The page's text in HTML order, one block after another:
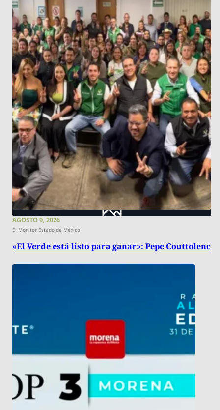
AGOSTO 9, 2026
El Monitor Estado de México
«El Verde está listo para ganar»: Pepe Couttolenc